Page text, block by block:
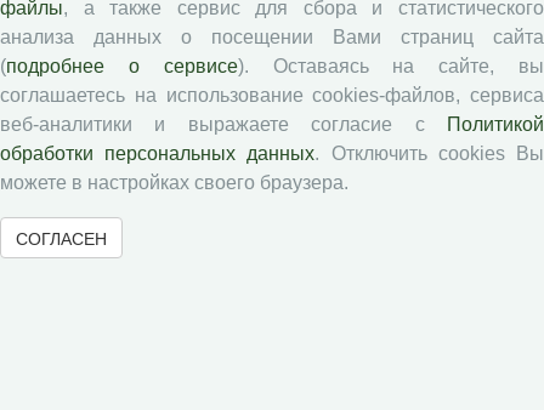
Проблемы развития территории
Вопросы территориального развития
Социальное пространство
Юный экономист
АгроЗооТехника
файлы, а также сервис для сбора и статистического
анализа данных о посещении Вами страниц сайта
(подробнее о сервисе). Оставаясь на сайте, вы
соглашаетесь на использование cookies-файлов, сервиса
веб-аналитики и выражаете согласие с
Политикой
обработки персональных данных. Отключить cookies Вы
можете в настройках своего браузера.
СОГЛАСЕН